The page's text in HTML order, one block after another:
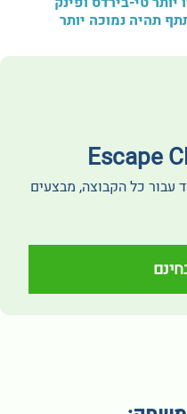
תהיה נמוכה יותר
עבור כל הקבוצה, מבצעים